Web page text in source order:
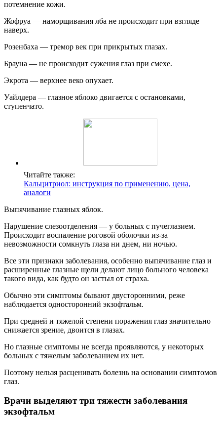
потемнение кожи.
Жофруа — наморщивания лба не происходит при взгляде
наверх.
Розенбаха — тремор век при прикрытых глазах.
Брауна — не происходит сужения глаз при смехе.
Экрота — верхнее веко опухает.
Уайлдера — глазное яблоко двигается с остановками,
ступенчато.
Читайте также:
Кальцитриол: инструкция по применению, цена,
аналоги
Выпячивание глазных яблок.
Нарушение слезоотделения — у больных с пучеглазием.
Происходит воспаление роговой оболочки из-за
невозможности сомкнуть глаза ни днем, ни ночью.
Все эти признаки заболевания, особенно выпячивание глаз и
расширенные глазные щели делают лицо больного человека
такого вида, как будто он застыл от страха.
Обычно эти симптомы бывают двусторонними, реже
наблюдается односторонний экзофтальм.
При средней и тяжелой степени поражения глаз значительно
снижается зрение, двоится в глазах.
Но глазные симптомы не всегда проявляются, у некоторых
больных с тяжелым заболеванием их нет.
Поэтому нельзя расценивать болезнь на основании симптомов
глаз.
Врачи выделяют три тяжести заболевания
экзофтальм